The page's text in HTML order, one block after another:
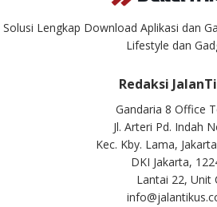
Solusi Lengkap Download Aplikasi dan
Lifestyle dan
Redaksi
Gandaria 8 Office
Jl. Arteri Pd. Indah
Kec. Kby. Lama,
DKI Jakarta,
Lantai 22, Unit